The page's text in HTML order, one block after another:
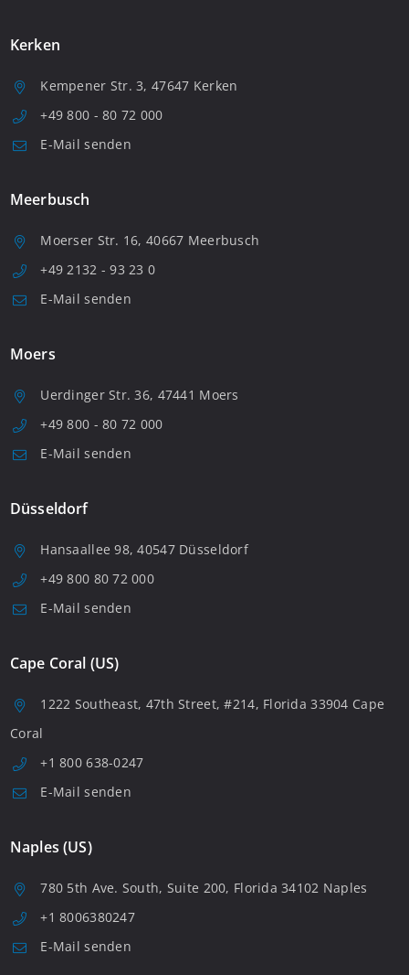
Kerken
Kempener Str. 3, 47647 Kerken
+49 800 - 80 72 000
E-Mail senden
Meerbusch
Moerser Str. 16, 40667 Meerbusch
+49 2132 - 93 23 0
E-Mail senden
Moers
Uerdinger Str. 36, 47441 Moers
+49 800 - 80 72 000
E-Mail senden
Düsseldorf
Hansaallee 98, 40547 Düsseldorf
+49 800 80 72 000
E-Mail senden
Cape Coral (US)
1222 Southeast, 47th Street, #214, Florida 33904 Cape
Coral
+1 800 638-0247
E-Mail senden
Naples (US)
780 5th Ave. South, Suite 200, Florida 34102 Naples
+1 8006380247
E-Mail senden